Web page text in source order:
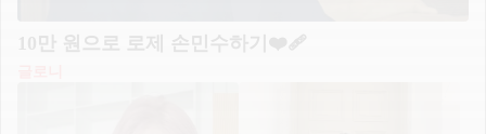
10만 원으로 로제 손민수하기❤️‍🩹